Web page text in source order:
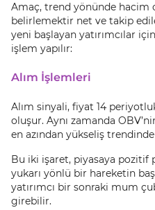
Amaç, trend yönünde hacim
belirlemektir net ve takip
yeni başlayan yatırımcılar
işlem yapılır:
Alım İşlemleri
Alım sinyali, fiyat 14
oluşur. Aynı zamanda
en azından yükseliş
Bu iki işaret, piyasaya pozitif
yukarı yönlü bir hareketin
yatırımcı bir sonraki mum
girebilir.